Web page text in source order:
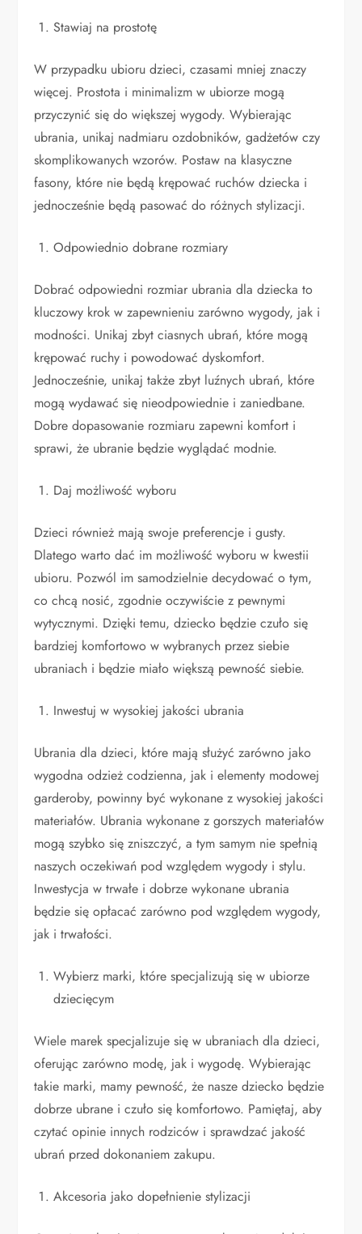
Stawiaj na prostotę
W przypadku ubioru dzieci, czasami mniej znaczy
więcej. Prostota i minimalizm w ubiorze mogą
przyczynić się do większej wygody. Wybierając
ubrania, unikaj nadmiaru ozdobników, gadżetów czy
skomplikowanych wzorów. Postaw na klasyczne
fasony, które nie będą krępować ruchów dziecka i
jednocześnie będą pasować do różnych stylizacji.
Odpowiednio dobrane rozmiary
Dobrać odpowiedni rozmiar ubrania dla dziecka to
kluczowy krok w zapewnieniu zarówno wygody, jak i
modności. Unikaj zbyt ciasnych ubrań, które mogą
krępować ruchy i powodować dyskomfort.
Jednocześnie, unikaj także zbyt luźnych ubrań, które
mogą wydawać się nieodpowiednie i zaniedbane.
Dobre dopasowanie rozmiaru zapewni komfort i
sprawi, że ubranie będzie wyglądać modnie.
Daj możliwość wyboru
Dzieci również mają swoje preferencje i gusty.
Dlatego warto dać im możliwość wyboru w kwestii
ubioru. Pozwól im samodzielnie decydować o tym,
co chcą nosić, zgodnie oczywiście z pewnymi
wytycznymi. Dzięki temu, dziecko będzie czuło się
bardziej komfortowo w wybranych przez siebie
ubraniach i będzie miało większą pewność siebie.
Inwestuj w wysokiej jakości ubrania
Ubrania dla dzieci, które mają służyć zarówno jako
wygodna odzież codzienna, jak i elementy modowej
garderoby, powinny być wykonane z wysokiej jakości
materiałów. Ubrania wykonane z gorszych materiałów
mogą szybko się zniszczyć, a tym samym nie spełnią
naszych oczekiwań pod względem wygody i stylu.
Inwestycja w trwałe i dobrze wykonane ubrania
będzie się opłacać zarówno pod względem wygody,
jak i trwałości.
Wybierz marki, które specjalizują się w ubiorze
dziecięcym
Wiele marek specjalizuje się w ubraniach dla dzieci,
oferując zarówno modę, jak i wygodę. Wybierając
takie marki, mamy pewność, że nasze dziecko będzie
dobrze ubrane i czuło się komfortowo. Pamiętaj, aby
czytać opinie innych rodziców i sprawdzać jakość
ubrań przed dokonaniem zakupu.
Akcesoria jako dopełnienie stylizacji